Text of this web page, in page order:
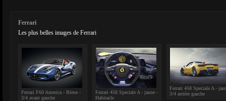
Ferrari
Les plus belles images de Ferrari
Ferrari F60 America - Bleue -
3/4 avant gauche
Ferrari 458 Speciale A - jaune -
Habitacle
Ferrari 458 Speciale A -
3/4 arrière gauche